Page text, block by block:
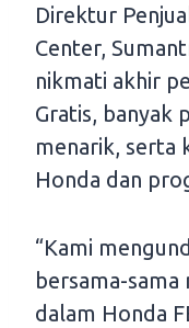
Direktur
Center,
nikmati akhir
Gratis, banyak
menarik, serta
Honda dan
“Kami
bersama-
dalam Honda